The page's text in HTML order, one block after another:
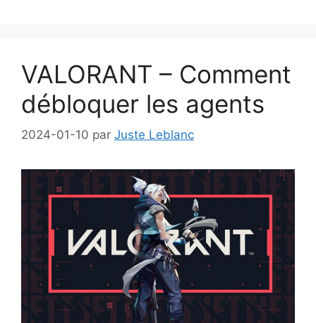
VALORANT – Comment
débloquer les agents
2024-01-10 par Juste Leblanc